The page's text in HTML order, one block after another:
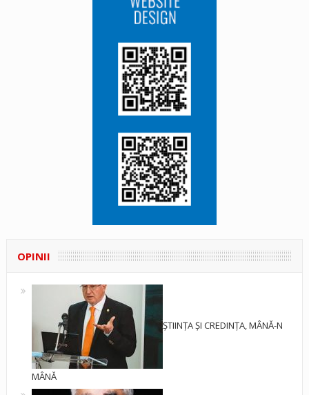
OPINII
ȘTIINȚA ȘI CREDINȚA, MÂNĂ-N
MÂNĂ